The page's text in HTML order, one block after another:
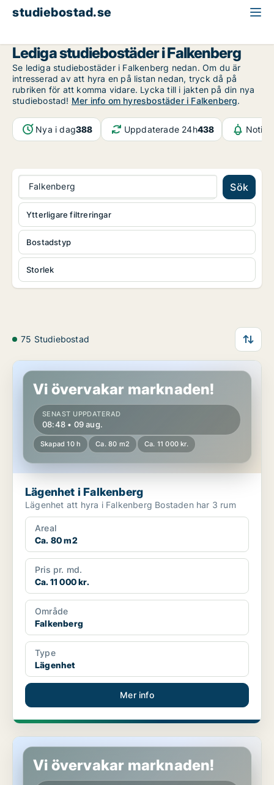
studiebostad.se
Lediga studiebostäder i Falkenberg
Se lediga studiebostäder i Falkenberg nedan. Om du är
intresserad av att hyra en på listan nedan, tryck då på
rubriken för att komma vidare. Lycka till i jakten på din nya
studiebostad! Mer info om hyresbostäder i Falkenberg.
Nya i dag388 Uppdaterade 24h438
Falkenberg Sök
Bostadstyp
Storlek
Ytterligare filtreringar
75 Studiebostad
Lägenhet i Falkenberg
Vi övervakar marknaden!
SENAST UPPDATERAD
08:48 • 09 aug.
Skapad 10 h Ca. 80 m2 Ca. 11 000 kr.
Lägenhet i Falkenberg
Lägenhet att hyra i Falkenberg Bostaden har 3 rum
Areal
Ca. 80 m2
Pris pr. md.
Ca. 11 000 kr.
Område
Falkenberg
Type
Lägenhet
Mer info
Lägenhet i Falkenberg
Vi övervakar marknaden!